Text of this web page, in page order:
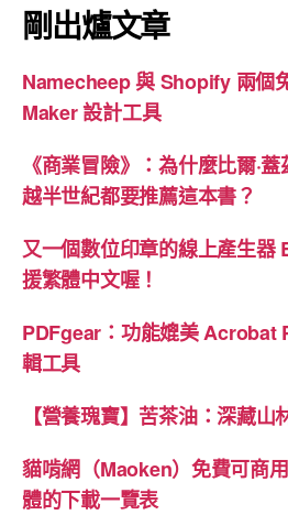
剛出爐文章
Namecheep 與 Shopify 兩個
Maker 設計工具
《商業冒險》：為什麼比爾·
越半世紀都要推薦這本書？
又一個數位印章的線上產生器
援繁體中文喔！
PDFgear：功能媲美 Acrobat
輯工具
【營養瑰寶】苦茶油：深藏山
貓啃網（Maoken）免費可商
體的下載一覽表